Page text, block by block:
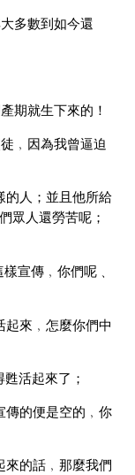
多數到如今還
期就生下來的！
﹐因為我曾逼迫
的人；並且他所給
眾人還勞苦呢；
宣傳﹐你們呢﹑
來﹐怎麼你們中
活起來了；
傳的便是空的﹐你
來的話﹐那麼我們